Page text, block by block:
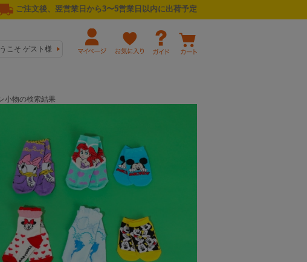
ご注文後、翌営業日から3〜5営業日以内に出荷予定
こそ ゲスト様
小物の検索結果